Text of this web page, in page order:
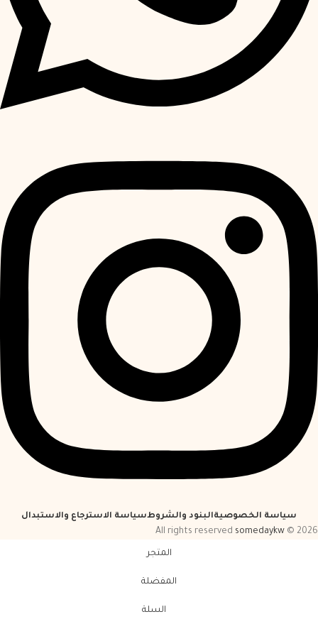
سياسة الخصوصيةالبنود والشروطسياسة الاسترجاع والاستبدال
2026 © All rights reserved
somedaykw
المتجر
المفضلة
السلة